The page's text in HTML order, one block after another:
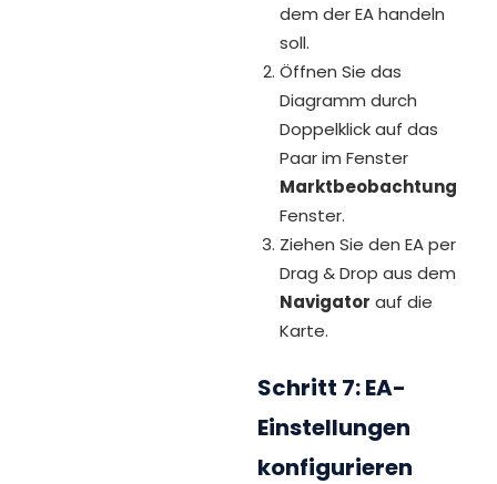
dem der EA handeln
soll.
Öffnen Sie das
Diagramm durch
Doppelklick auf das
Paar im Fenster
Marktbeobachtung
Fenster.
Ziehen Sie den EA per
Drag & Drop aus dem
Navigator auf die
Karte.
Schritt 7: EA-
Einstellungen
konfigurieren